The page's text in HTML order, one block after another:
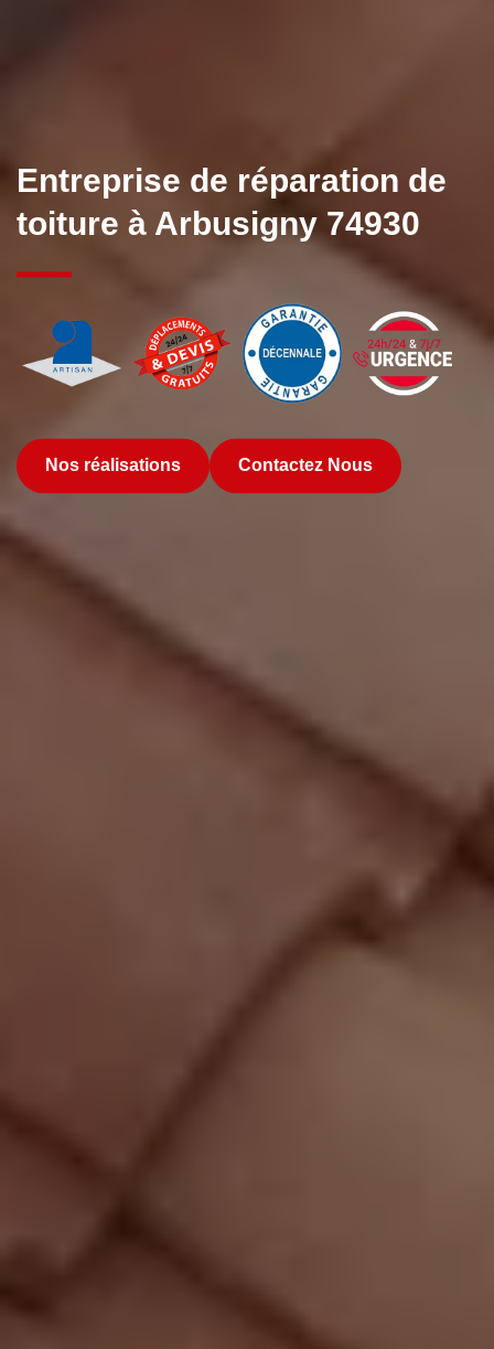
Entreprise de réparation de
toiture à Arbusigny 74930
Nos réalisations Contactez Nous